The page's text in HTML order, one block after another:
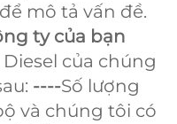
mô tả vấn đề.
ty của bạn
của chúng
----Số lượng
và chúng tôi có